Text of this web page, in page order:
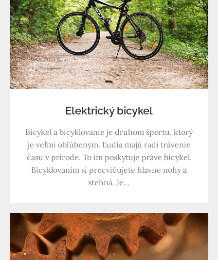
Elektrický bicykel
Bicykel a bicyklovanie je druhom športu, ktorý
je veľmi obľúbeným. Ľudia majú radi trávenie
času v prírode. To im poskytuje práve bicykel.
Bicyklovaním si precvičujete hlavne nohy a
stehná. Je…